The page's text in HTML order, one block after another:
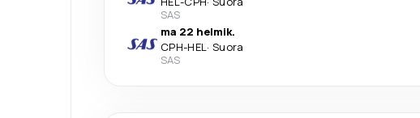
SAS
ma 22 helmik.
CPH-HEL· Suora
SAS